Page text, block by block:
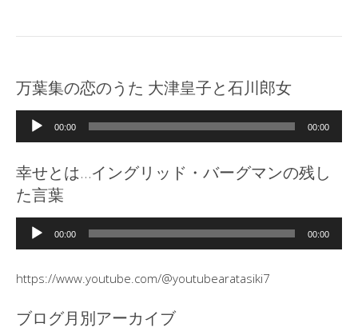
万葉集の恋のうた 大津皇子と石川郎女
レ
ー
ヤ
00:00 00:00
幸せとは…イングリッド・バーグマンの残し
た言葉
レ
ヤ
00:00 00:00
https://www.youtube.com/@youtubearatasiki7
ブログ月別アーカイブ